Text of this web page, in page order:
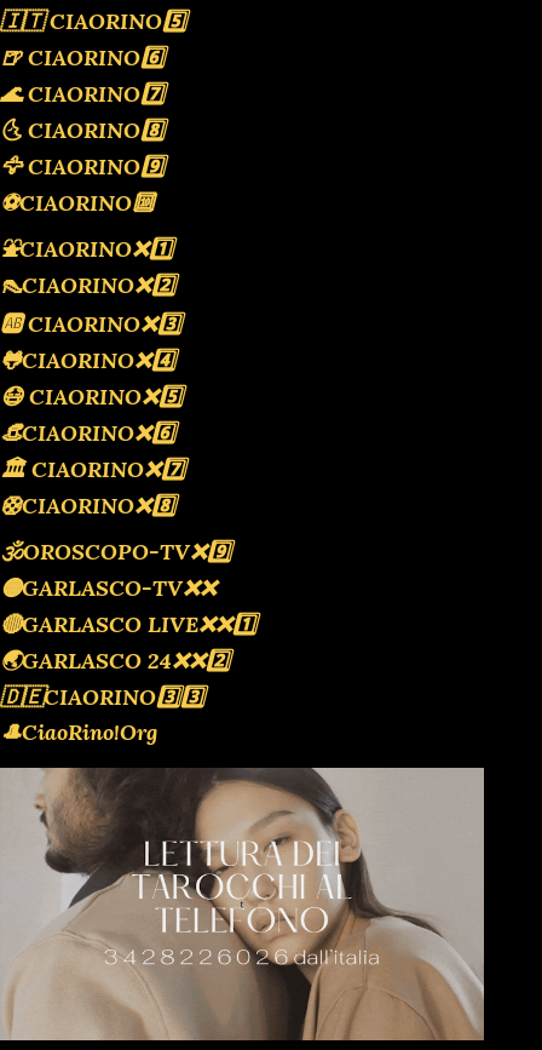
🇮🇹 CIAORINO5️⃣
🍺 CIAORINO6️⃣
🌊 CIAORINO7️⃣
🌜 CIAORINO8️⃣
🦅 CIAORINO9️⃣
⚽️CIAORINO🔟
⛲️CIAORINO❌️1️⃣
👠CIAORINO❌️2️⃣
🆎 CIAORINO❌️3️⃣
🐸CIAORINO❌️4️⃣
😷 CIAORINO❌️5️⃣
👒CIAORINO❌️6️⃣
🏛 CIAORINO❌️7️⃣
🛟CIAORINO❌️8️⃣
🕉OROSCOPO-TV❌️9️⃣
🟡GARLASCO-TV❌️❌️
🔴GARLASCO LIVE❌️❌️1️⃣
🌏GARLASCO 24❌️❌️2️⃣
🇩🇪CIAORINO3️⃣3️⃣
🎩CiaoRino!Org